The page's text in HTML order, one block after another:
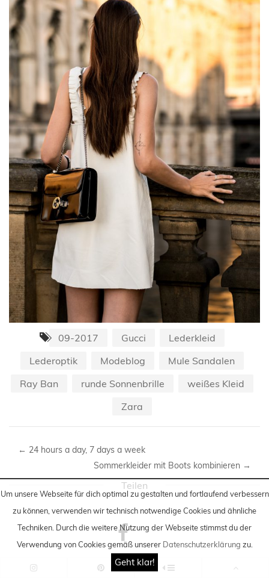
Um unsere Webseite für dich optimal zu gestalten und fortlaufend verbessern
zu können, verwenden wir technisch notwendige Cookies und ähnliche
Techniken . Durch die weitere Nutzung der Webseite stimmst du der
Verwendung von Cookies gemäß unserer Datenschutzerklärung zu.
Geht klar!
09-2017 Gucci
Lederkleid
Lederoptik
Modeblog
Mule Sandalen
Ray Ban
runde Sonnenbrille
weißes Kleid
Zara
← 24 hours a day, 7 days a week
Sommerkleider mit Boots kombinieren →
Teilen
facebook